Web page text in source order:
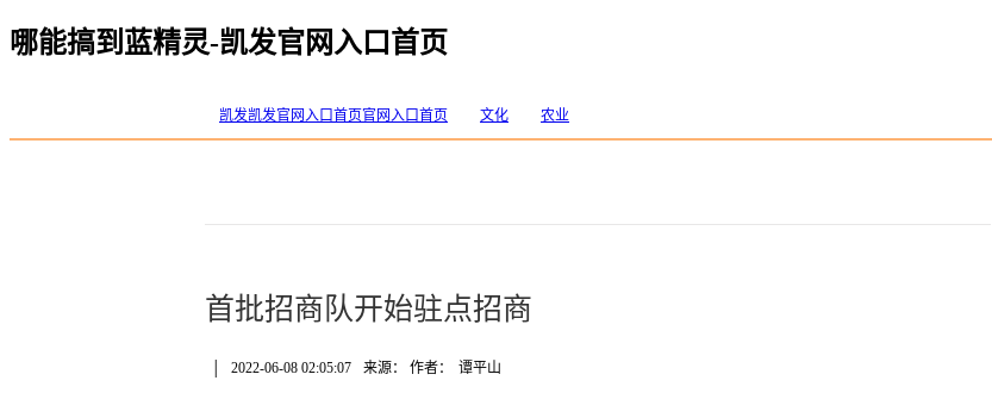
哪能搞到蓝精灵-凯发官网入口首页
凯发凯发官网入口首页官网入口首页 文化 农业
首批招商队开始驻点招商
2022-06-08 02:05:07 来源： 作者： 谭平山